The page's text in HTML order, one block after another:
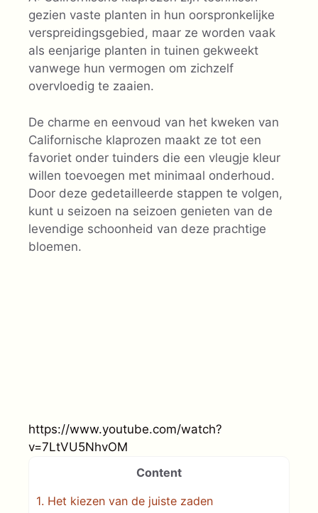
gezien vaste planten in hun oorspronkelijke
verspreidingsgebied, maar ze worden vaak
als eenjarige planten in tuinen gekweekt
vanwege hun vermogen om zichzelf
overvloedig te zaaien.
De charme en eenvoud van het kweken van
Californische klaprozen maakt ze tot een
favoriet onder tuinders die een vleugje kleur
willen toevoegen met minimaal onderhoud.
Door deze gedetailleerde stappen te volgen,
kunt u seizoen na seizoen genieten van de
levendige schoonheid van deze prachtige
bloemen.
https://www.youtube.com/watch?
v=7LtVU5NhvOM
Content
1. Het kiezen van de juiste zaden